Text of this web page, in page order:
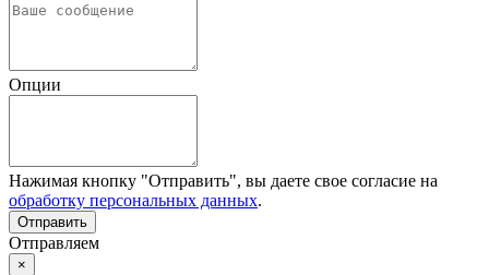
Опции
Нажимая кнопку "Отправить", вы даете свое согласие на
обработку персональных данных.
Отправляем
×